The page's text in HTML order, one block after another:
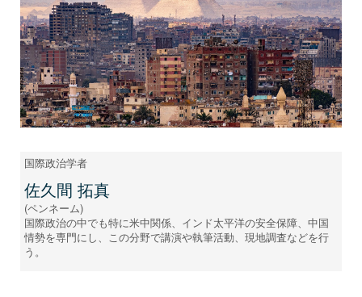
国際政治学者
佐久間 拓真
(ペンネーム)
国際政治の中でも特に米中関係、インド太平洋の安全保障、中国
情勢を専門にし、この分野で講演や執筆活動、現地調査などを行
う。